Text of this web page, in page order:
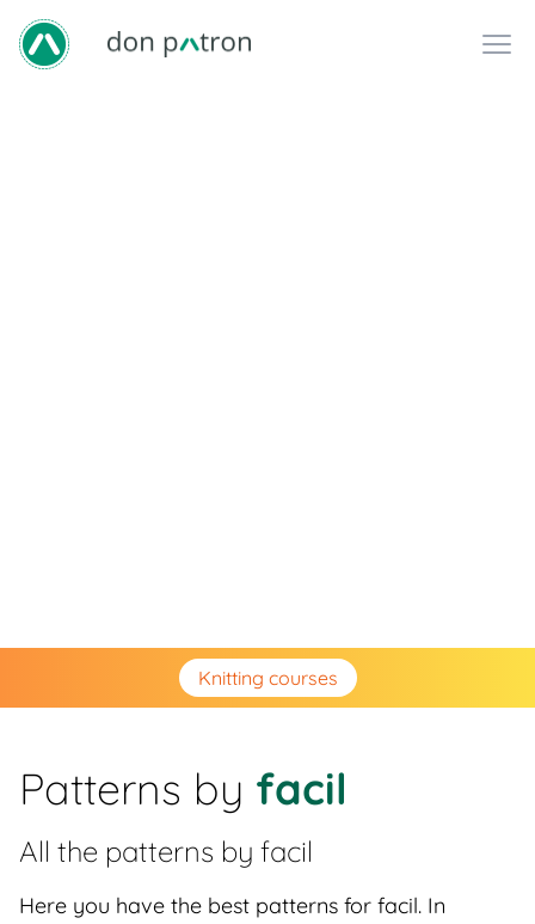
Knitting courses
Patterns by facil
All the patterns by facil
Here you have the best patterns for facil. In